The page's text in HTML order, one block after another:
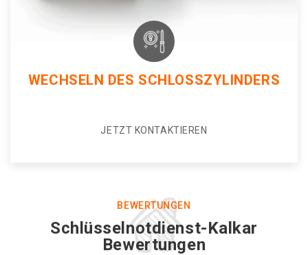
WECHSELN DES SCHLOSSZYLINDERS
JETZT KONTAKTIEREN
BEWERTUNGEN
Schlüsselnotdienst-Kalkar
Bewertungen